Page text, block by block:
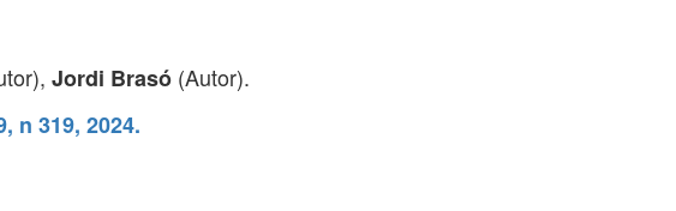
Jordi Brasó (Autor).
n 319, 2024.